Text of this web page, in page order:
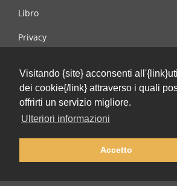
Visitando {site} acconsenti
dei cookie{/link} attraverso i quali
offrirti un servizio migliore.
Ulteriori informazioni
Accetto
Libro
Privacy
Contattaci
© 2002-2026 lernu.net |